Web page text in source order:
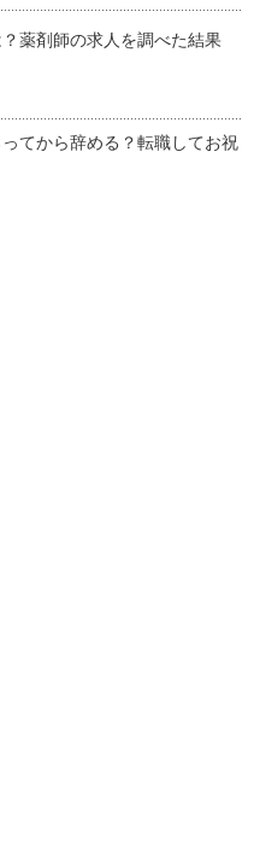
薬剤師の求人を調べた結果
ってから辞める？転職してお祝